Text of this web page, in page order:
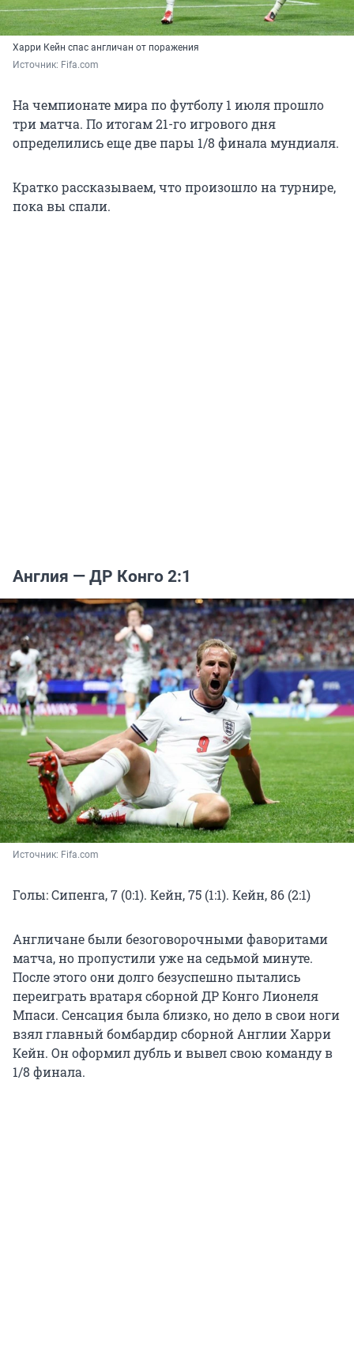
Харри Кейн спас англичан от поражения
Источник: Fifa.com
На чемпионате мира по футболу 1 июля прошло
три матча. По итогам 21-го игрового дня
определились еще две пары 1/8 финала мундиаля.
Кратко рассказываем, что произошло на турнире,
пока вы спали.
Англия — ДР Конго 2:1
Источник: Fifa.com
Голы: Сипенга, 7 (0:1). Кейн, 75 (1:1). Кейн, 86 (2:1)
Англичане были безоговорочными фаворитами
матча, но пропустили уже на седьмой минуте.
После этого они долго безуспешно пытались
переиграть вратаря сборной ДР Конго Лионеля
Мпаси. Сенсация была близко, но дело в свои ноги
взял главный бомбардир сборной Англии Харри
Кейн. Он оформил дубль и вывел свою команду в
1/8 финала.